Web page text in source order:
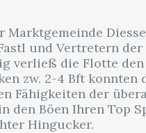
Marktgemeinde
und Vertretern
verließ die Flotte den
zw. 2-4 Bft konnten
Fähigkeiten der
Böen Ihren Top
Hingucker.